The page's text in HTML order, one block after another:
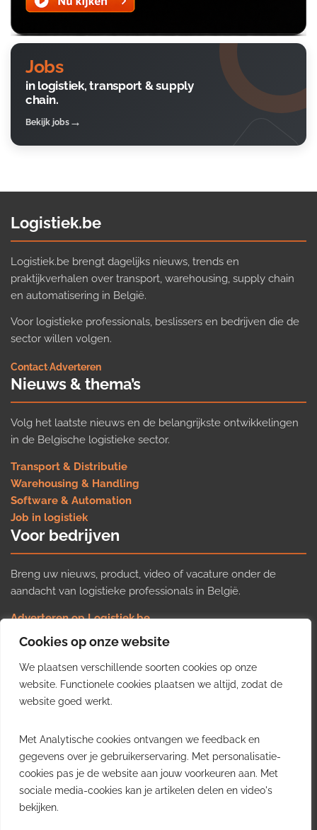
Cookies op onze website
We plaatsen verschillende soorten cookies op onze
website. Functionele cookies plaatsen we altijd, zodat de
website goed werkt.
Met Analytische cookies ontvangen we feedback en
gegevens over je gebruikerservaring. Met personalisatie-
cookies pas je de website aan jouw voorkeuren aan. Met
sociale media-cookies kan je artikelen delen en video's
bekijken.
Jobs
in logistiek, transport & supply
chain.
Bekijk jobs
Logistiek.be
Logistiek.be brengt dagelijks nieuws, trends en
praktijkverhalen over transport, warehousing, supply chain
en automatisering in België.
Voor logistieke professionals, beslissers en bedrijven die de
sector willen volgen.
Contact·Adverteren
Nieuws & thema’s
Volg het laatste nieuws en de belangrijkste ontwikkelingen
in de Belgische logistieke sector.
Transport & Distributie
Warehousing & Handling
Software & Automation
Job in logistiek
Voor bedrijven
Breng uw nieuws, product, video of vacature onder de
aandacht van logistieke professionals in België.
Adverteren op Logistiek.be
Nieuws insturen
Uw video op Logistiek.TV
Job plaatsen
Gratis wekelijkse update
inzichten uit de Belgische logistieke sector in uw inbox.
Ontvang je gratis
wekelijkse update